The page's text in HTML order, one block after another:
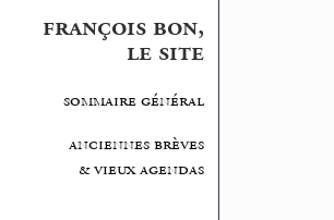
françois bon,
le site
sommaire général
anciennes brèves
& vieux agendas